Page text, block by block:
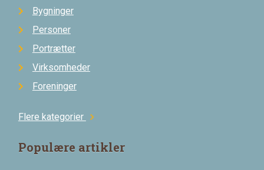
Bygninger
Personer
Portrætter
Virksomheder
Foreninger
Flere kategorier chevron_right
Populære artikler